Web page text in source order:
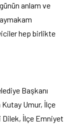
anlam ve
hep birlikte
Başkanı
Kutay Umur, İlçe
İlçe Emniyet